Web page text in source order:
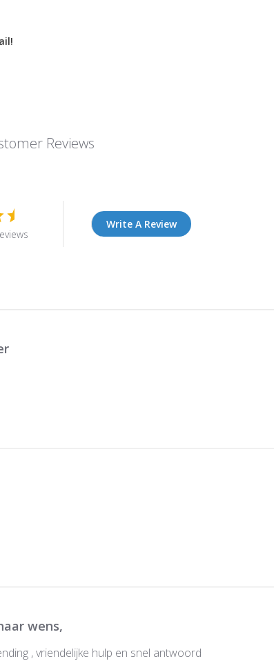
Reviews
Write A Review
wens,
, vriendelijke hulp en snel antwoord